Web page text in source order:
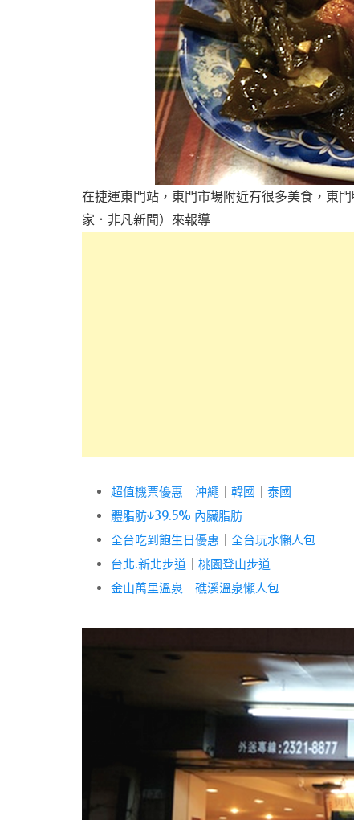
在捷運東門站，東門市場附近有很多美食，東
家．非凡新聞）來報導
超值機票優惠 沖繩 韓國
泰國
體脂肪↓39.5% 內臟脂肪
全台吃到飽生日優惠
全台玩水懶人包
台北.新北步道
桃園登山步道
金山萬里溫泉
礁溪溫泉懶人包